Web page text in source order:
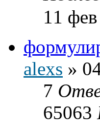
11
alexs »
7
65063